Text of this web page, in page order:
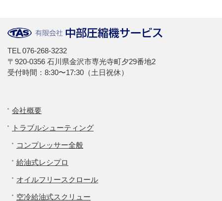
TEL 076-268-3232
〒920-0356 石川県金沢市専光寺町夕29番地2
受付時間：8:30〜17:30（土日祝休）
会社概要
トラブルシューティング
コンプレッサー全般
給油式レシプロ
オイルフリースクロール
空冷給油式スクリュー